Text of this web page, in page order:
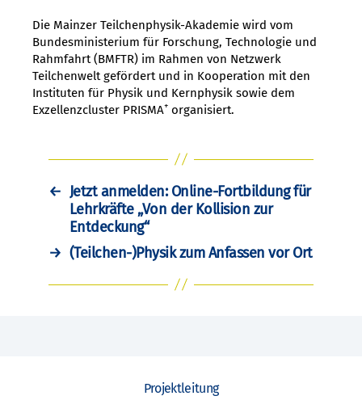
Die Mainzer Teilchenphysik-Akademie wird vom
Bundesministerium für Forschung, Technologie und
Rahmfahrt (BMFTR) im Rahmen von Netzwerk
Teilchenwelt gefördert und in Kooperation mit den
Instituten für Physik und Kernphysik sowie dem
Exzellenzcluster PRISMA+ organisiert.
← Jetzt anmelden: Online-Fortbildung für
Lehrkräfte „Von der Kollision zur
Entdeckung“
→ (Teilchen-)Physik zum Anfassen vor Ort
Projektleitung